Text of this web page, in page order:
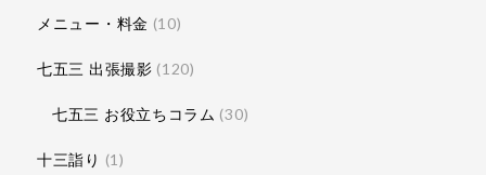
メニュー・料金 (10)
七五三 出張撮影 (120)
七五三 お役立ちコラム (30)
十三詣り (1)